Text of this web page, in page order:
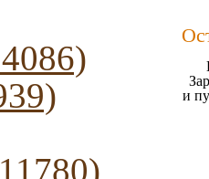
и